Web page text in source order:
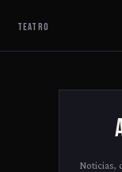
TEATRO
Noticias,